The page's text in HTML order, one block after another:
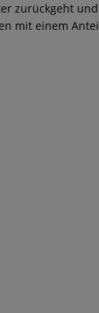
zurückgeht
mit einem